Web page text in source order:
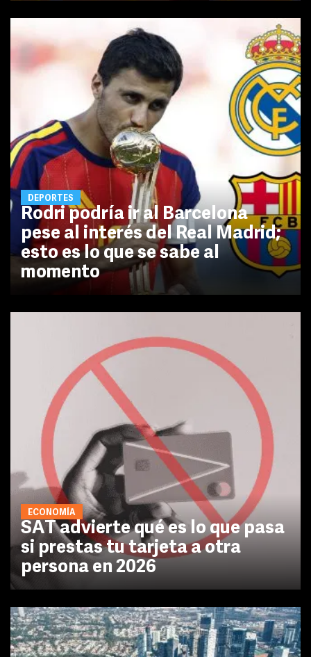
DEPORTES
Rodri podría ir al Barcelona
pese al interés del Real Madrid;
esto es lo que se sabe al
momento
ECONOMÍA
SAT advierte qué es lo que pasa
si prestas tu tarjeta a otra
persona en 2026